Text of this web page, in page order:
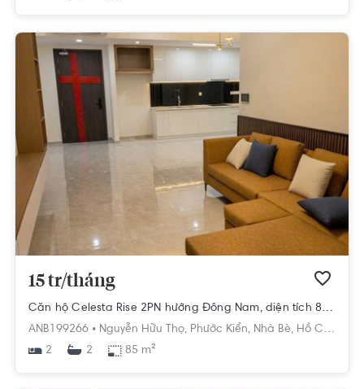
15 tr/tháng
Căn hộ Celesta Rise 2PN hướng Đông Nam, diện tích 85 m²
ANB199266 • Nguyễn Hữu Thọ, Phước Kiển, Nhà Bè, Hồ Chí Minh
2
2 85 m²